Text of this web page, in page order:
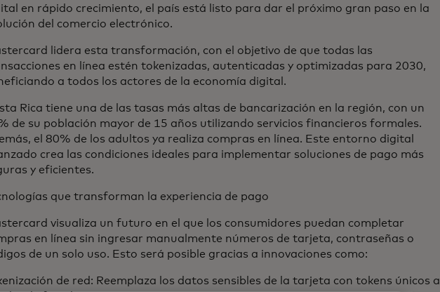
en rápido crecimiento, el país está listo para dar el próximo gran paso en la
del comercio electrónico.
lidera esta transformación, con el objetivo de que todas las
en línea estén tokenizadas, autenticadas y optimizadas para 2030,
a todos los actores de la economía digital.
Rica tiene una de las tasas más altas de bancarización en la región, con un
de su población mayor de 15 años utilizando servicios financieros formales.
el 80% de los adultos ya realiza compras en línea. Este entorno digital
crea las condiciones ideales para implementar soluciones de pago más
y eficientes.
que transforman la experiencia de pago
visualiza un futuro en el que los consumidores puedan completar
en línea sin ingresar manualmente números de tarjeta, contraseñas o
de un solo uso. Esto será posible gracias a innovaciones como:
de red: Reemplaza los datos sensibles de la tarjeta con tokens únicos a